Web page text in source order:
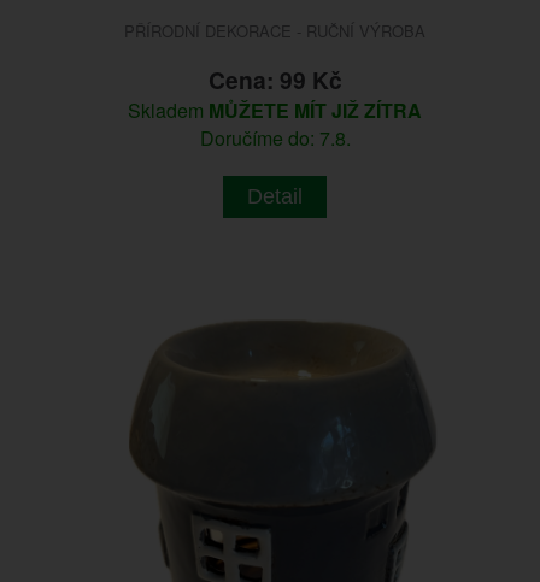
PŘÍRODNÍ DEKORACE - RUČNÍ VÝROBA
Cena: 99 Kč
Skladem MŮŽETE MÍT JIŽ ZÍTRA
Doručíme do: 7.8.
Detail